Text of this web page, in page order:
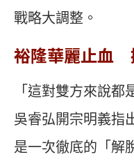
戰略大調整。
裕隆華麗止血
「這對雙方來說
吳睿弘開宗明義指
是一次徹底的「解